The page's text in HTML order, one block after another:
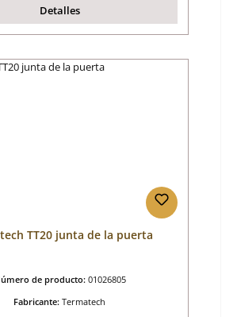
Detalles
TT20 junta de la puerta
de producto: 01026805
Fabricante: Termatech